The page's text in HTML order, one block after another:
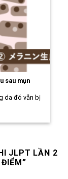
sau mụn
da đó vẫn bị
JLPT LẦN 2
”